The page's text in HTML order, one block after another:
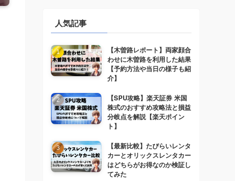
人気記事
【木曽路レポート】両家顔合
わせに木曽路を利用した結果
【予約方法や当日の様子も紹
介】
【SPU攻略】楽天証券 米国
株式のおすすめ攻略法と損益
分岐点を解説【楽天ポイン
ト】
【最新比較】たびらいレンタ
カーとオリックスレンタカー
はどちらがお得なのか検証し
てみた